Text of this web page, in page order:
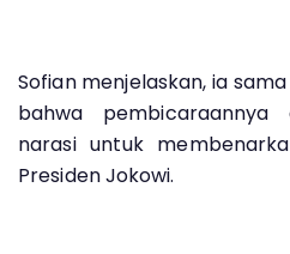
Sofian menjelaskan, ia
bahwa
narasi untuk
Presiden Jokowi.